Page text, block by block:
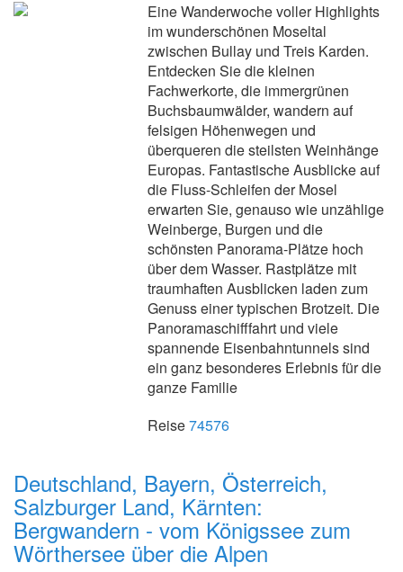
Eine Wanderwoche voller Highlights
im wunderschönen Moseltal
zwischen Bullay und Treis Karden.
Entdecken Sie die kleinen
Fachwerkorte, die immergrünen
Buchsbaumwälder, wandern auf
felsigen Höhenwegen und
überqueren die steilsten Weinhänge
Europas. Fantastische Ausblicke auf
die Fluss-Schleifen der Mosel
erwarten Sie, genauso wie unzählige
Weinberge, Burgen und die
schönsten Panorama-Plätze hoch
über dem Wasser. Rastplätze mit
traumhaften Ausblicken laden zum
Genuss einer typischen Brotzeit. Die
Panoramaschifffahrt und viele
spannende Eisenbahntunnels sind
ein ganz besonderes Erlebnis für die
ganze Familie
Reise74576
Deutschland, Bayern, Österreich,
Salzburger Land, Kärnten:
Bergwandern - vom Königssee zum
Wörthersee über die Alpen